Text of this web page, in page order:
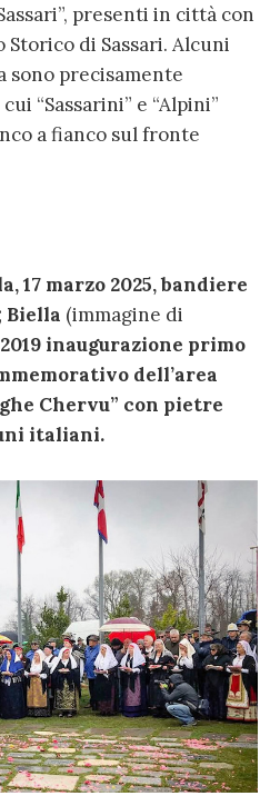
presenti in città con
di Sassari. Alcuni
sono precisamente
“Sassarini” e “Alpini”
a fianco sul fronte
17 marzo 2025, bandiere
Biella (immagine di
inaugurazione primo
dell’area
Chervu” con pietre
italiani.